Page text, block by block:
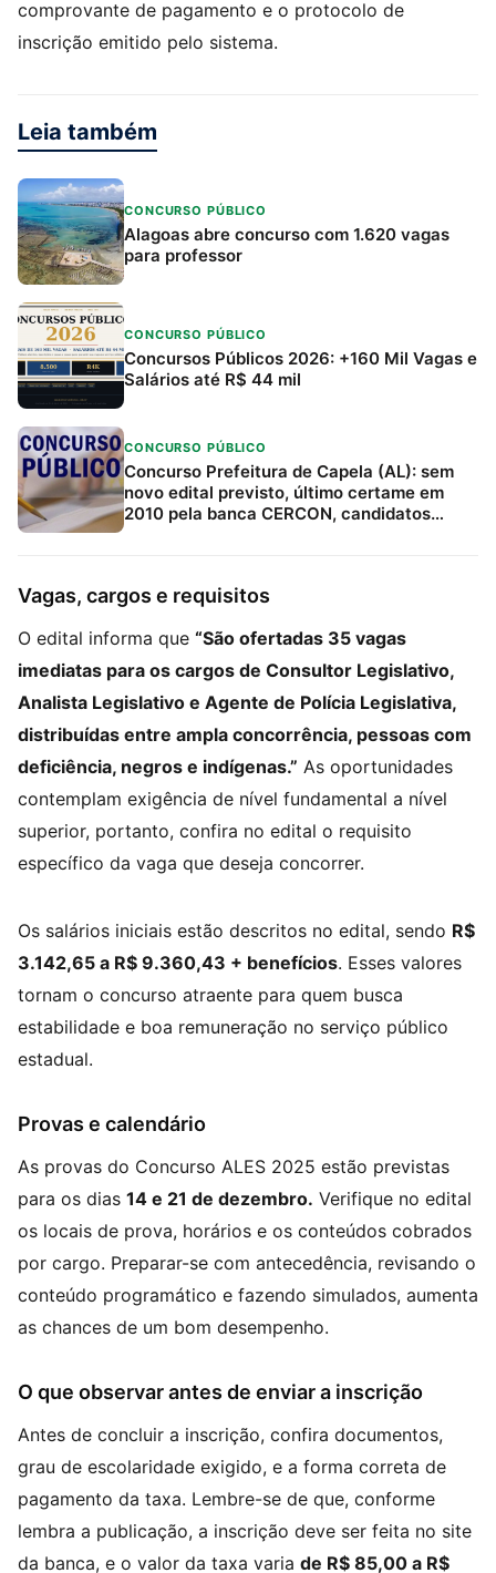
comprovante de pagamento e o protocolo de
inscrição emitido pelo sistema.
Leia também
CONCURSO PÚBLICO
Alagoas abre concurso com 1.620 vagas
para professor
CONCURSO PÚBLICO
Concursos Públicos 2026: +160 Mil Vagas e
Salários até R$ 44 mil
CONCURSO PÚBLICO
Concurso Prefeitura de Capela (AL): sem
novo edital previsto, último certame em
2010 pela banca CERCON, candidatos
Vagas, cargos e requisitos
O edital informa que “São ofertadas 35 vagas
imediatas para os cargos de Consultor Legislativo,
Analista Legislativo e Agente de Polícia Legislativa,
distribuídas entre ampla concorrência, pessoas com
deficiência, negros e indígenas.” As oportunidades
contemplam exigência de nível fundamental a nível
superior, portanto, confira no edital o requisito
específico da vaga que deseja concorrer.
Os salários iniciais estão descritos no edital, sendo R$
3.142,65 a R$ 9.360,43 + benefícios. Esses valores
tornam o concurso atraente para quem busca
estabilidade e boa remuneração no serviço público
estadual.
Provas e calendário
As provas do Concurso ALES 2025 estão previstas
para os dias 14 e 21 de dezembro. Verifique no edital
os locais de prova, horários e os conteúdos cobrados
por cargo. Preparar-se com antecedência, revisando o
conteúdo programático e fazendo simulados, aumenta
as chances de um bom desempenho.
O que observar antes de enviar a inscrição
Antes de concluir a inscrição, confira documentos,
grau de escolaridade exigido, e a forma correta de
pagamento da taxa. Lembre-se de que, conforme
lembra a publicação, a inscrição deve ser feita no site
da banca, e o valor da taxa varia de R$ 85,00 a R$